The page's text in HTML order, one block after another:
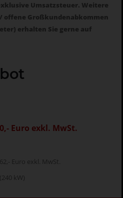
Umsatzsteuer. Weitere
offene Großkundenabkommen
erhalten Sie gerne auf
Euro exkl. MwSt.
Euro exkl. MwSt.
kW)